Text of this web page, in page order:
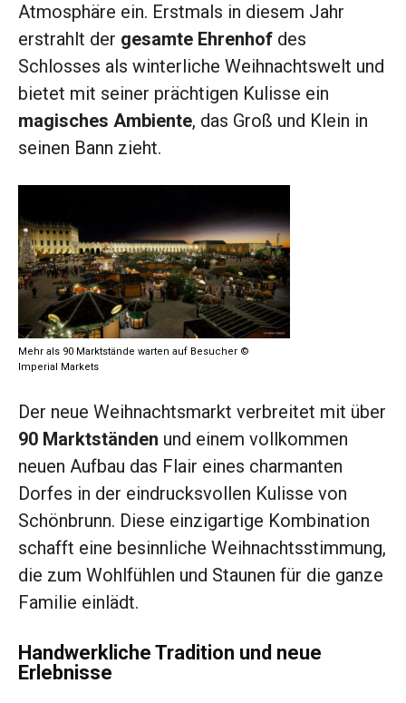
Atmosphäre ein. Erstmals in diesem Jahr
erstrahlt der gesamte Ehrenhof des
Schlosses als winterliche Weihnachtswelt und
bietet mit seiner prächtigen Kulisse ein
magisches Ambiente, das Groß und Klein in
seinen Bann zieht.
Mehr als 90 Marktstände warten auf Besucher ©
Imperial Markets
Der neue Weihnachtsmarkt verbreitet mit über
90 Marktständen und einem vollkommen
neuen Aufbau das Flair eines charmanten
Dorfes in der eindrucksvollen Kulisse von
Schönbrunn. Diese einzigartige Kombination
schafft eine besinnliche Weihnachtsstimmung,
die zum Wohlfühlen und Staunen für die ganze
Familie einlädt.
Handwerkliche Tradition und neue
Erlebnisse